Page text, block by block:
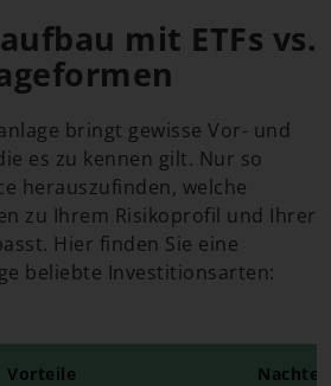
mit ETFs vs.
bringt gewisse Vor- und
es zu kennen gilt. Nur so
herauszufinden, welche
zu Ihrem Risikoprofil und Ihrer
Hier finden Sie eine
beliebte Investitionsarten:
Vorteile